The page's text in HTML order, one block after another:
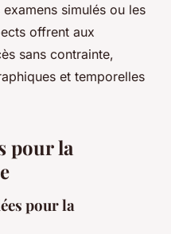
simulés ou les
offrent aux
sans contrainte,
et temporelles
pour la
pour la